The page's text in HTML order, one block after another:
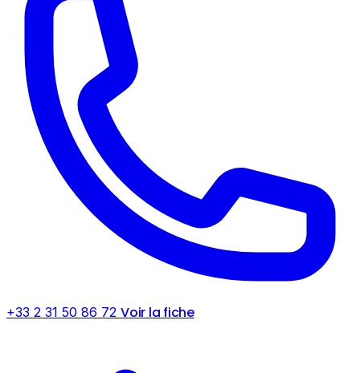
+33 2 31 50 86 72 Voir la fiche